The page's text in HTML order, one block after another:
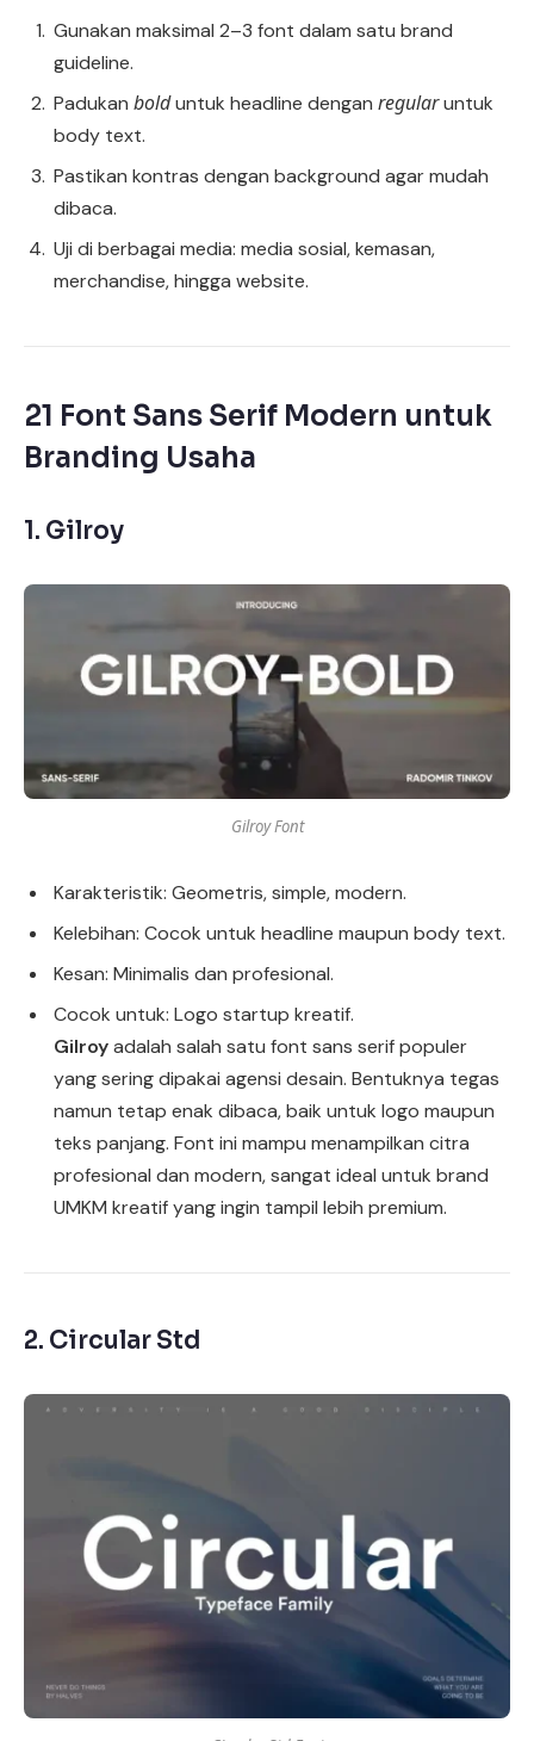
Gunakan maksimal 2–3 font dalam satu brand
guideline.
Padukan bolduntuk headline dengan regularuntuk
body text.
Pastikan kontras dengan background agar mudah
dibaca.
Uji di berbagai media: media sosial, kemasan,
merchandise, hingga website.
21 Font Sans Serif Modern untuk
Branding Usaha
1. Gilroy
Gilroy Font
Karakteristik: Geometris, simple, modern.
Kelebihan: Cocok untuk headline maupun body text.
Kesan: Minimalis dan profesional.
Cocok untuk: Logo startup kreatif.
Gilroyadalah salah satu font sans serif populer
yang sering dipakai agensi desain. Bentuknya tegas
namun tetap enak dibaca, baik untuk logo maupun
teks panjang. Font ini mampu menampilkan citra
profesional dan modern, sangat ideal untuk brand
UMKM kreatif yang ingin tampil lebih premium.
2. Circular Std